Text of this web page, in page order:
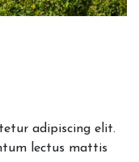
adipiscing elit.
lectus mattis